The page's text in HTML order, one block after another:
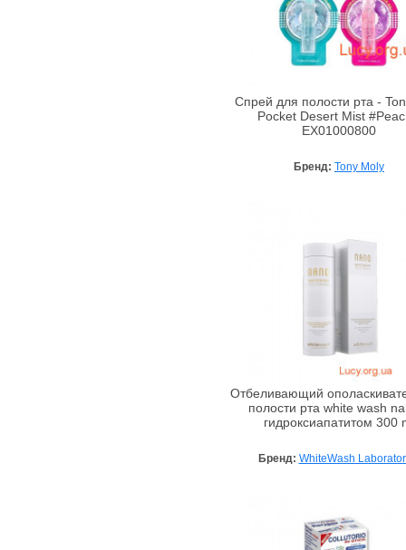
Спрей для полости рта -
Pocket Desert Mist
EX01000800
Бренд: Tony Moly
Отбеливающий
полости рта white wash
гидроксиапатитом 300
Бренд: WhiteWash